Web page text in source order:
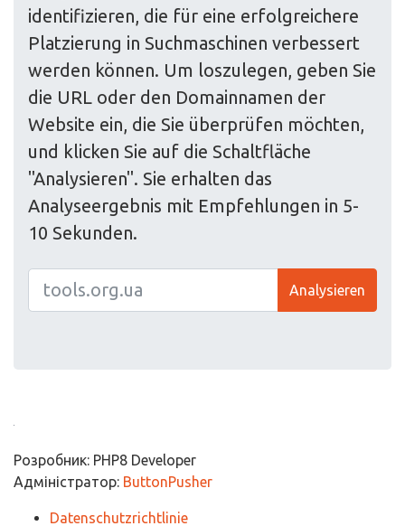
identifizieren, die für eine erfolgreichere
Platzierung in Suchmaschinen verbessert
werden können. Um loszulegen, geben Sie
die URL oder den Domainnamen der
Website ein, die Sie überprüfen möchten,
und klicken Sie auf die Schaltfläche
"Analysieren". Sie erhalten das
Analyseergebnis mit Empfehlungen in 5-
10 Sekunden.
Analysieren
Розробник: PHP8 Developer
Адміністратор: ButtonPusher
Datenschutzrichtlinie